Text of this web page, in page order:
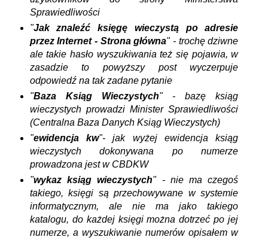
Sprawiedliwości
"Jak znaleźć księgę wieczystą po adresie
przez Internet - Strona główna" - trochę dziwne
ale takie hasło wyszukiwania też się pojawia, w
zasadzie to powyższy post wyczerpuje
odpowiedź na tak zadane pytanie
"Baza Ksiąg Wieczystych" - bazę ksiąg
wieczystych prowadzi Minister Sprawiedliwości
(Centralna Baza Danych Ksiąg Wieczystych)
"ewidencja kw"- jak wyżej ewidencja ksiąg
wieczystych dokonywana po numerze
prowadzona jest w CBDKW
"wykaz ksiąg wieczystych" - nie ma czegoś
takiego, księgi są przechowywane w systemie
informatycznym, ale nie ma jako takiego
katalogu, do każdej księgi można dotrzeć po jej
numerze, a wyszukiwanie numerów opisałem w